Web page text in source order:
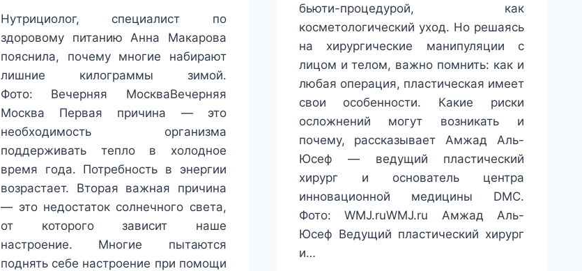
Нутрициолог, специалист по
здоровому питанию Анна Макарова
пояснила, почему многие набирают
лишние килограммы зимой.
Фото: Вечерняя МоскваВечерняя
Москва Первая причина — это
необходимость организма
поддерживать тепло в холодное
время года. Потребность в энергии
возрастает. Вторая важная причина
— это недостаток солнечного света,
от которого зависит наше
настроение. Многие пытаются
поднять себе настроение при помощи
бьюти-процедурой, как
косметологический уход. Но решаясь
на хирургические манипуляции с
лицом и телом, важно помнить: как и
любая операция, пластическая имеет
свои особенности. Какие риски
осложнений могут возникать и
почему, рассказывает Амжад Аль-
Юсеф ― ведущий пластический
хирург и основатель центра
инновационной медицины DMC.
Фото: WMJ.ruWMJ.ru Амжад Аль-
Юсеф Ведущий пластический хирург
и…